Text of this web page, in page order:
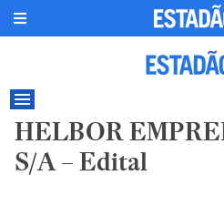
HELBOR
S/A – Edital